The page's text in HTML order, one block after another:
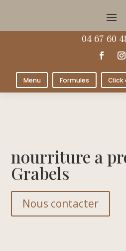
04 67 60
Menu Formules Click
nourriture a
Grabels
Nous contacter